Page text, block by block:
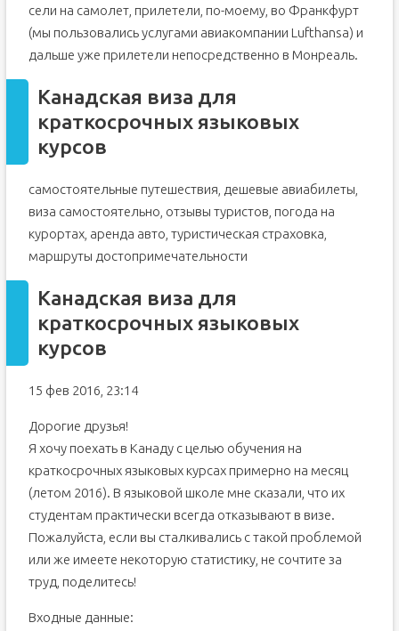
сели на самолет, прилетели, по-моему, во Франкфурт
(мы пользовались услугами авиакомпании Lufthansa) и
дальше уже прилетели непосредственно в Монреаль.
Канадская виза для
краткосрочных языковых
курсов
самостоятельные путешествия, дешевые авиабилеты,
виза самостоятельно, отзывы туристов, погода на
курортах, аренда авто, туристическая страховка,
маршруты достопримечательности
Канадская виза для
краткосрочных языковых
курсов
15 фев 2016, 23:14
Дорогие друзья!
Я хочу поехать в Канаду с целью обучения на
краткосрочных языковых курсах примерно на месяц
(летом 2016). В языковой школе мне сказали, что их
студентам практически всегда отказывают в визе.
Пожалуйста, если вы сталкивались с такой проблемой
или же имеете некоторую статистику, не сочтите за
труд, поделитесь!
Входные данные: